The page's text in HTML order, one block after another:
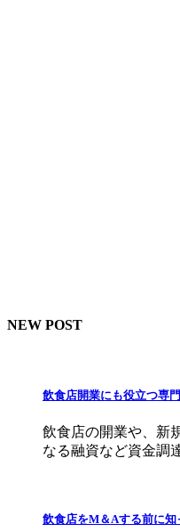
NEW POST
飲食店開業にも役立つ専
飲食店の開業や、新
なる融資など資金調
飲食店をМ＆Aする前に知